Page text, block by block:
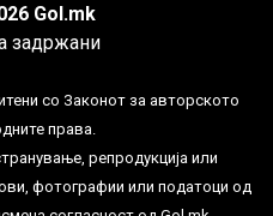
Gol.mk
задржани
со Законот за авторското
права.
репродукција или
фотографии или податоци од